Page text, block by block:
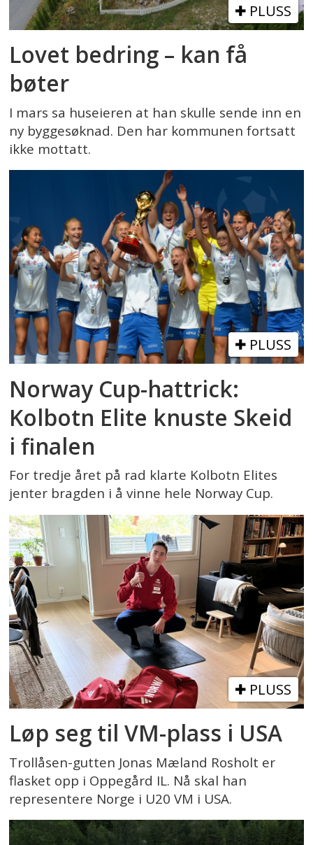
PLUSS
Lovet bedring – kan få
bøter
I mars sa huseieren at han skulle sende inn en
ny byggesøknad. Den har kommunen fortsatt
ikke mottatt.
PLUSS
Norway Cup-hattrick:
Kolbotn Elite knuste Skeid
i finalen
For tredje året på rad klarte Kolbotn Elites
jenter bragden i å vinne hele Norway Cup.
PLUSS
Løp seg til VM-plass i USA
Trollåsen-gutten Jonas Mæland Rosholt er
flasket opp i Oppegård IL. Nå skal han
representere Norge i U20 VM i USA.